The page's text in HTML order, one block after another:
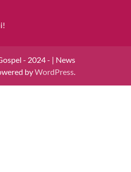
- 2024 - | News
byWordPress.